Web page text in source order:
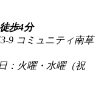
歩4分
9 コミュニティ南草
：火曜・水曜（祝